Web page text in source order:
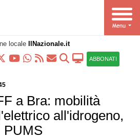
locale IlNazionale.it
ABBONATI
a Bra: mobilità
all'idrogeno,
PUMS